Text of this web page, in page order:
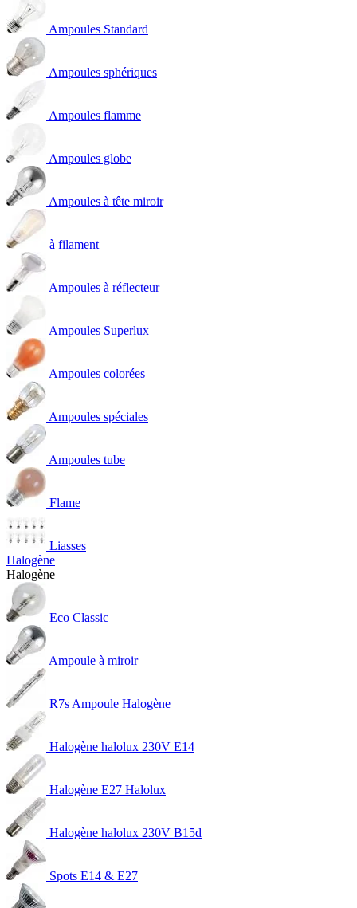
Ampoules Standard
Ampoules sphériques
Ampoules flamme
Ampoules globe
Ampoules à tête miroir
à filament
Ampoules à réflecteur
Ampoules Superlux
Ampoules colorées
Ampoules spéciales
Ampoules tube
Flame
Liasses
Halogène
Halogène
Eco Classic
Ampoule à miroir
R7s Ampoule Halogène
Halogène halolux 230V E14
Halogène E27 Halolux
Halogène halolux 230V B15d
Spots E14 & E27